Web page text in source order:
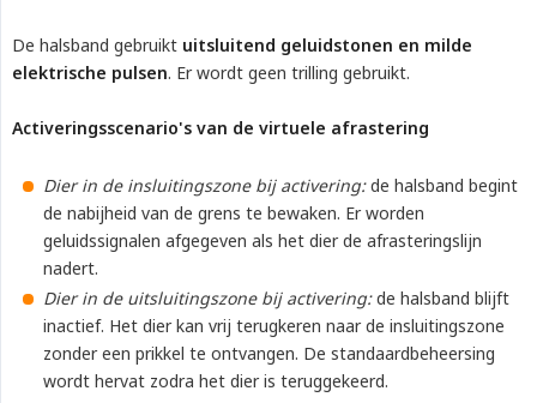
De halsband gebruikt uitsluitend geluidstonen en milde
elektrische pulsen. Er wordt geen trilling gebruikt.
Activeringsscenario's van de virtuele afrastering
Dier in de insluitingszone bij activering:de halsband begint
de nabijheid van de grens te bewaken. Er worden
geluidssignalen afgegeven als het dier de afrasteringslijn
nadert.
Dier in de uitsluitingszone bij activering:de halsband blijft
inactief. Het dier kan vrij terugkeren naar de insluitingszone
zonder een prikkel te ontvangen. De standaardbeheersing
wordt hervat zodra het dier is teruggekeerd.